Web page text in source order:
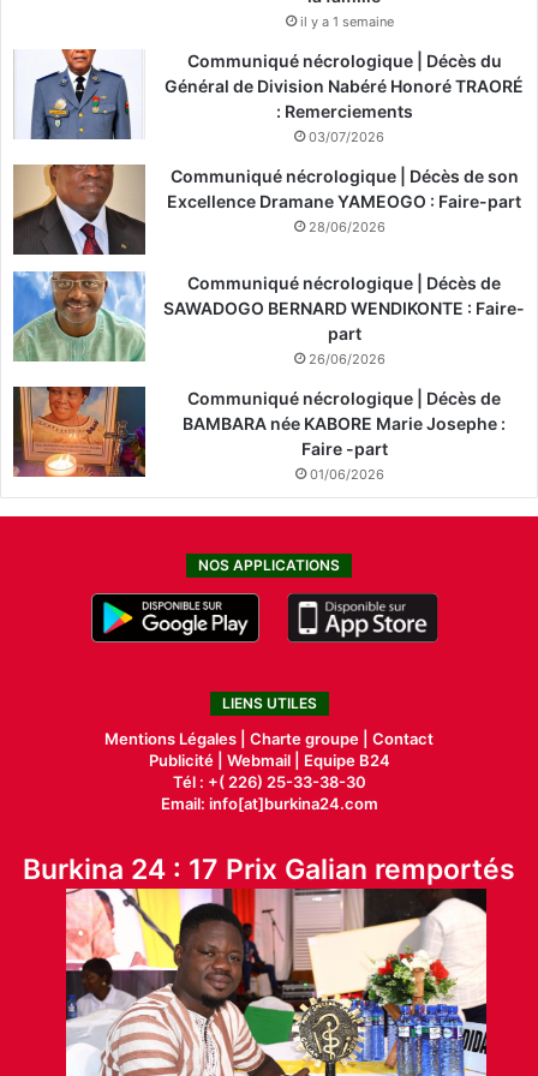
il y a 1 semaine
Communiqué nécrologique | Décès du
Général de Division Nabéré Honoré TRAORÉ
: Remerciements
03/07/2026
Communiqué nécrologique | Décès de son
Excellence Dramane YAMEOGO : Faire-part
28/06/2026
Communiqué nécrologique | Décès de
SAWADOGO BERNARD WENDIKONTE : Faire-
part
26/06/2026
Communiqué nécrologique | Décès de
BAMBARA née KABORE Marie Josephe :
Faire -part
01/06/2026
NOS APPLICATIONS
LIENS UTILES
Mentions Légales | Charte groupe | Contact
Publicité| Webmail |
Equipe B24
Tél : +( 226) 25-33-38-30
Email: info[at]burkina24.com
Burkina 24 : 17 Prix Galian remportés